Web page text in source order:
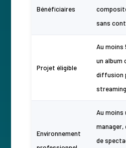
Bénéficiaires
sans
Projet éligible
Au moins
un album
diffusion
Environnement
Au moins
de